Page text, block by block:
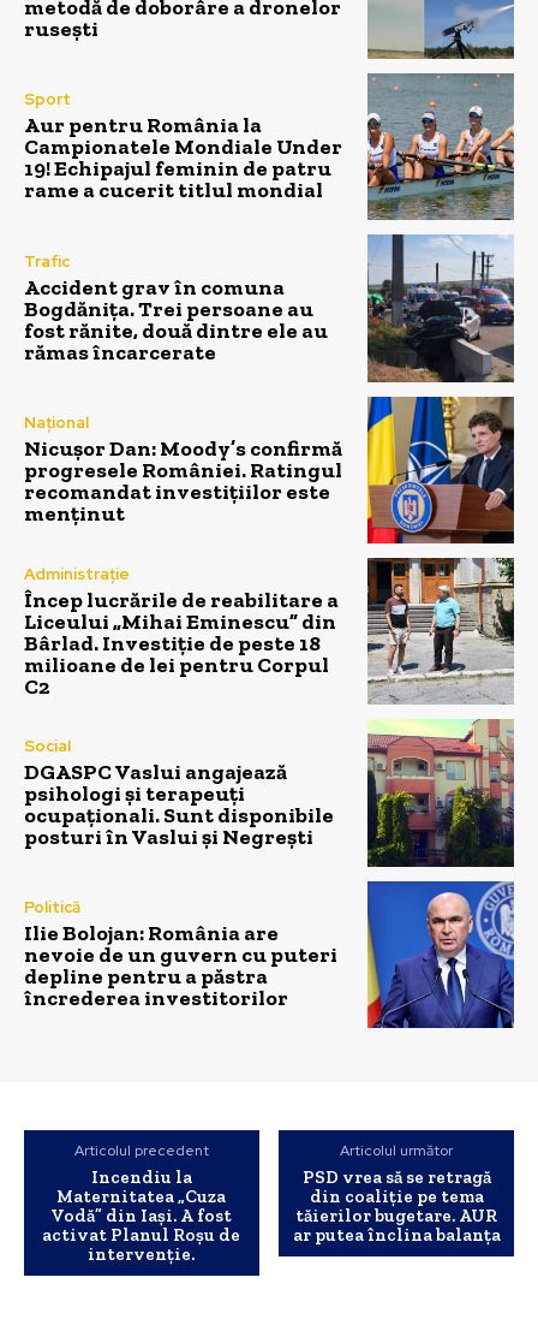
metodă de doborâre a dronelor
rusești
Sport
Aur pentru România la
Campionatele Mondiale Under
19! Echipajul feminin de patru
rame a cucerit titlul mondial
Trafic
Accident grav în comuna
Bogdănița. Trei persoane au
fost rănite, două dintre ele au
rămas încarcerate
Național
Nicușor Dan: Moody’s confirmă
progresele României. Ratingul
recomandat investițiilor este
menținut
Administrație
Încep lucrările de reabilitare a
Liceului „Mihai Eminescu” din
Bârlad. Investiție de peste 18
milioane de lei pentru Corpul
C2
Social
DGASPC Vaslui angajează
psihologi și terapeuți
ocupaționali. Sunt disponibile
posturi în Vaslui și Negrești
Politică
Ilie Bolojan: România are
nevoie de un guvern cu puteri
depline pentru a păstra
încrederea investitorilor
Articolul precedent
Incendiu la
Maternitatea „Cuza
Vodă” din Iași. A fost
activat Planul Roșu de
intervenție.
Articolul următor
PSD vrea să se retragă
din coaliție pe tema
tăierilor bugetare. AUR
ar putea înclina balanța